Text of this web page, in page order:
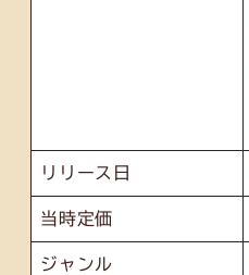
リリース日
当時定価
ジャンル